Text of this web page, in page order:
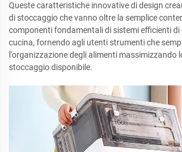
Queste caratteristiche innovative di design
di stoccaggio che vanno oltre la semplice
componenti fondamentali di sistemi efficienti di
cucina, fornendo agli utenti strumenti che
l'organizzazione degli alimenti massimizzando
stoccaggio disponibile.